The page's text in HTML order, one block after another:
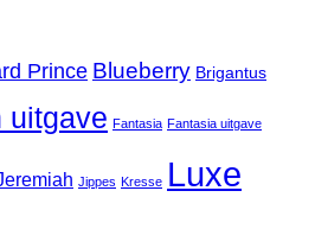
Prince Blueberry Brigantus
uitgave Fantasia Fantasia uitgave
Jippes Kresse Luxe